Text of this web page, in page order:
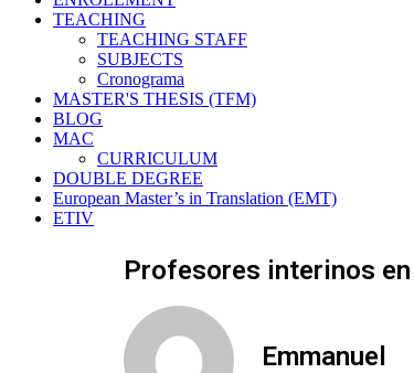
TEACHING
TEACHING STAFF
SUBJECTS
Cronograma
MASTER'S THESIS (TFM)
BLOG
MAC
CURRICULUM
DOUBLE DEGREE
European Master’s in Translation (EMT)
ETIV
Profesores interinos
Emmanuel